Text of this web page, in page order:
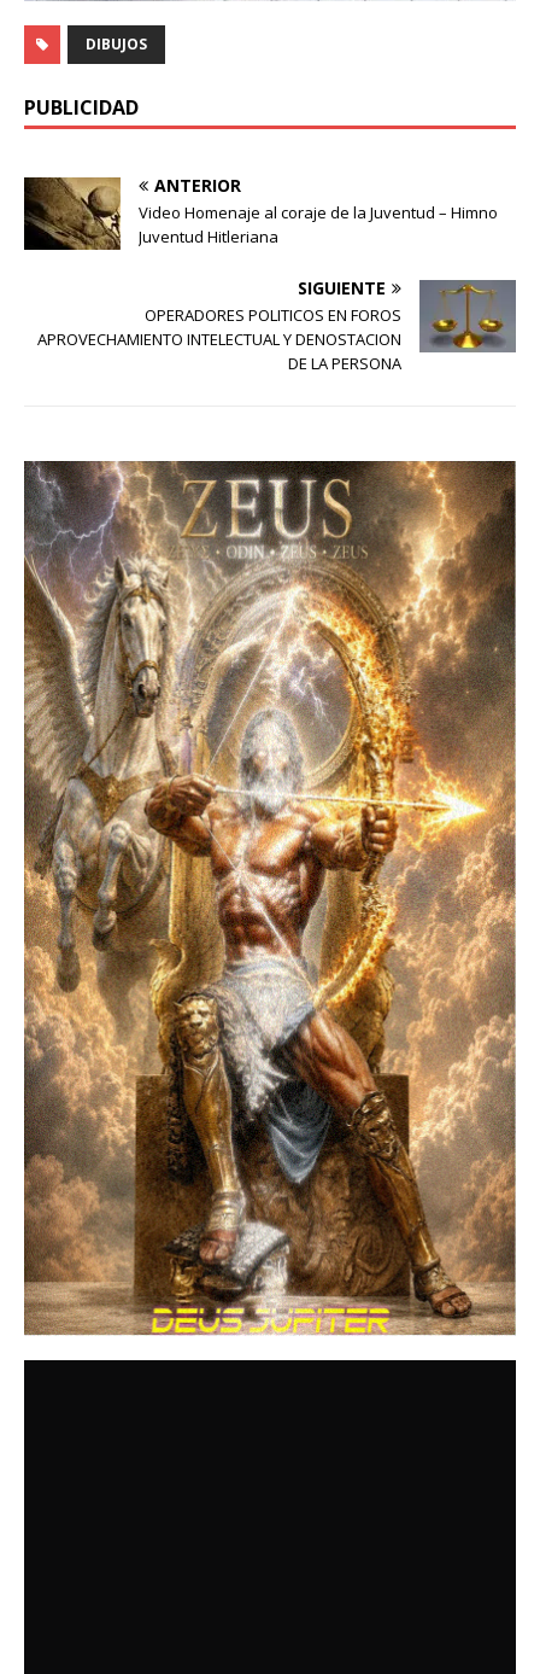
DIBUJOS
PUBLICIDAD
ANTERIOR
Video Homenaje al coraje de la Juventud – Himno
Juventud Hitleriana
SIGUIENTE
OPERADORES POLITICOS EN FOROS
APROVECHAMIENTO INTELECTUAL Y DENOSTACION
DE LA PERSONA